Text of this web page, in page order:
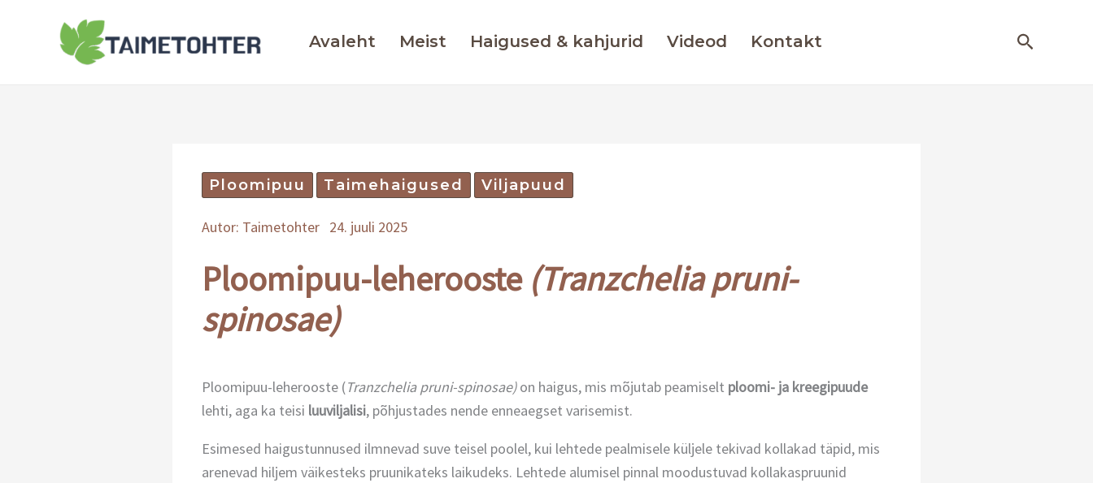
Avaleht Meist Haigused & kahjurid Videod Kontakt Otsing
Ploomipuu Taimehaigused Viljapuud
Autor: Taimetohter 24. juuli 2025
Ploomipuu-leherooste (Tranzchelia pruni-
spinosae)
Ploomipuu-leherooste (Tranzchelia pruni-spinosae)on haigus, mis mõjutab peamiselt ploomi- ja kreegipuude
lehti, aga ka teisi luuviljalisi, põhjustades nende enneaegset varisemist.
Esimesed haigustunnused ilmnevad suve teisel poolel, kui lehtede pealmisele küljele tekivad kollakad täpid, mis
arenevad hiljem väikesteks pruunikateks laikudeks. Lehtede alumisel pinnal moodustuvad kollakaspruunid